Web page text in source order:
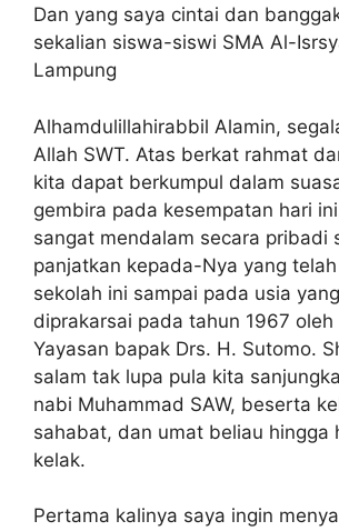
Dan yang saya cintai dan
sekalian siswa-siswi SMA Al-
Lampung
Alhamdulillahirabbil Alamin,
Allah SWT. Atas berkat rahmat
kita dapat berkumpul dalam
gembira pada kesempatan hari
sangat mendalam secara pribadi
panjatkan kepada-Nya yang
sekolah ini sampai pada usia
diprakarsai pada tahun 1967 oleh
Yayasan bapak Drs. H. Sutomo.
salam tak lupa pula kita
nabi Muhammad SAW, beserta
sahabat, dan umat beliau hingga
kelak.
Pertama kalinya saya ingin